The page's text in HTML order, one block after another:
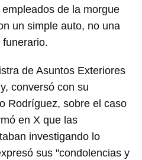
favorito, primero has de
de 14ymedio.
CANCELAR
de la morgue
un simple auto, no una
de Asuntos Exteriores
conversó con su
Rodríguez, sobre el caso
en X que las
investigando lo
sus "condolencias y